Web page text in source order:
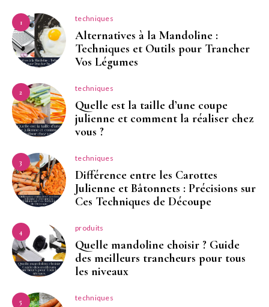
1 techniques
Alternatives à la Mandoline :
Techniques et Outils pour Trancher
Vos Légumes
2 techniques
Quelle est la taille d’une coupe
julienne et comment la réaliser chez
vous ?
3 techniques
Différence entre les Carottes
Julienne et Bâtonnets : Précisions sur
Ces Techniques de Découpe
4 produits
Quelle mandoline choisir ? Guide
des meilleurs trancheurs pour tous
les niveaux
5 techniques